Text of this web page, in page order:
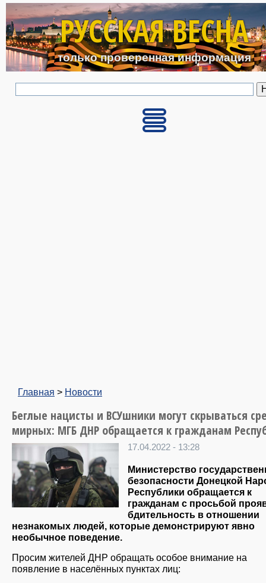
Перейти к основному
РУССКАЯ ВЕСНА
только проверенная информация
Главная > Новости
Беглые нацисты и ВСУшники могут скрываться
мирных: МГБ ДНР обращается к гражданам
17.04.2022 - 13:28
Министерство
безопасности Донецкой
Республики обращается к
гражданам с просьбой
бдительность в отношении
незнакомых людей, которые демонстрируют явно
необычное поведение.
Просим жителей ДНР обращать особое внимание на
появление в населённых пунктах лиц: